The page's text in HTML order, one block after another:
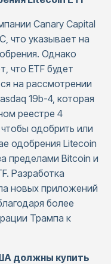
Canary Capital
что указывает на
Однако
что ETF будет
на рассмотрении
19b-4, которая
реестре 4
одобрить или
одобрения Litecoin
пределами Bitcoin и
Разработка
новых приложений
более
Трампа к
должны купить